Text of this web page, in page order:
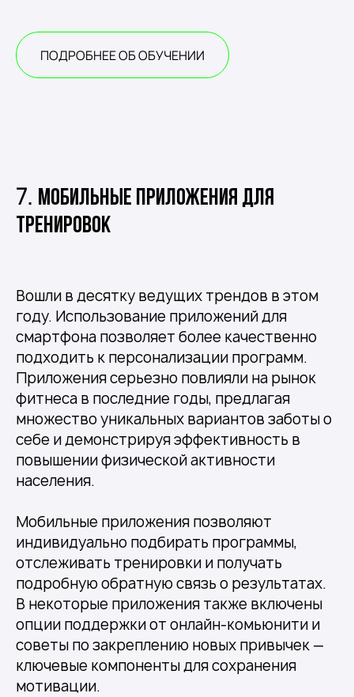
ПОДРОБНЕЕ ОБ ОБУЧЕНИИ
7. Мобильные приложения для
тренировок
Вошли в десятку ведущих трендов в этом
году. Использование приложений для
смартфона позволяет более качественно
подходить к персонализации программ.
Приложения серьезно повлияли на рынок
фитнеса в последние годы, предлагая
множество уникальных вариантов заботы о
себе и демонстрируя эффективность в
повышении физической активности
населения.
Мобильные приложения позволяют
индивидуально подбирать программы,
отслеживать тренировки и получать
подробную обратную связь о результатах.
В некоторые приложения также включены
опции поддержки от онлайн-комьюнити и
советы по закреплению новых привычек —
ключевые компоненты для сохранения
мотивации.